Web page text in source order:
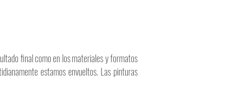
final como en los materiales y formatos
estamos envueltos. Las pinturas